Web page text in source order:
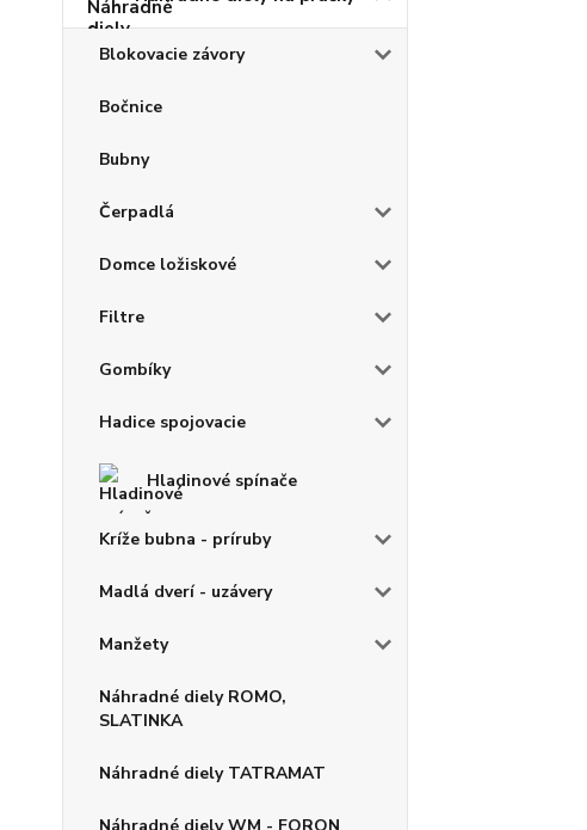
Blokovacie závory
Bočnice
Bubny
Čerpadlá
Domce ložiskové
Filtre
Gombíky
Hadice spojovacie
Hladinové spínače
Kríže bubna - príruby
Madlá dverí - uzávery
Manžety
Náhradné diely ROMO,
SLATINKA
Náhradné diely TATRAMAT